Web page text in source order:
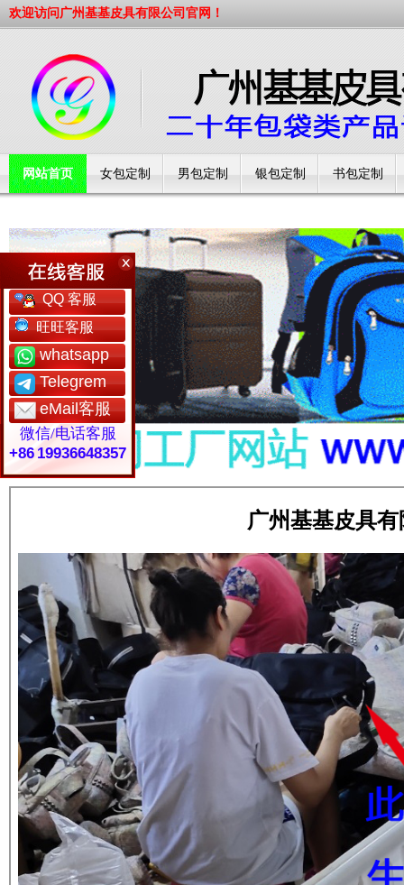
欢迎访问广州基基皮具有限公司官网！
网站首页 女包定制 男包定制 银包定制 书包定制
QQ 客服
旺旺客服
whatsapp
Telegrem
eMail客服
微信/电话客服
+86 19936648357